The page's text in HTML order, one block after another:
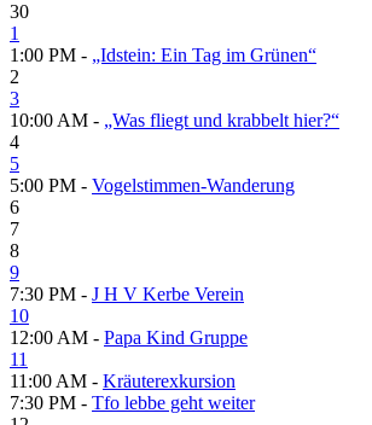
30
1
1:00 PM - „Idstein: Ein Tag im Grünen“
2
3
10:00 AM - „Was fliegt und krabbelt hier?“
4
5
5:00 PM - Vogelstimmen-Wanderung
6
7
8
9
7:30 PM - J H V Kerbe Verein
10
12:00 AM - Papa Kind Gruppe
11
11:00 AM - Kräuterexkursion
7:30 PM - Tfo lebbe geht weiter